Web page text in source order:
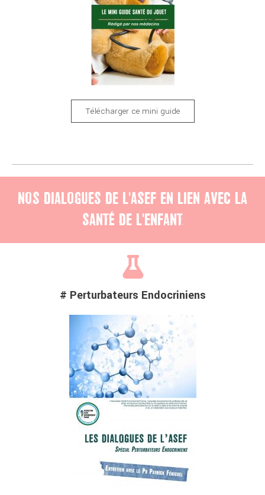
Télécharger ce mini guide
NOS DIALOGUES DE L'ASEF EN LIEN AVEC LA
SANTÉ DE L'ENFANT
# Perturbateurs Endocriniens